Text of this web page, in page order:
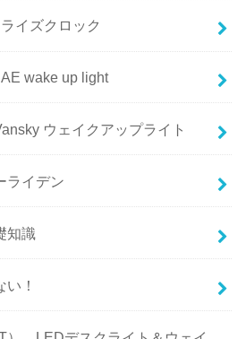
イズクロック
wake up light
ウェイクアップライト
ライデン
知識
！